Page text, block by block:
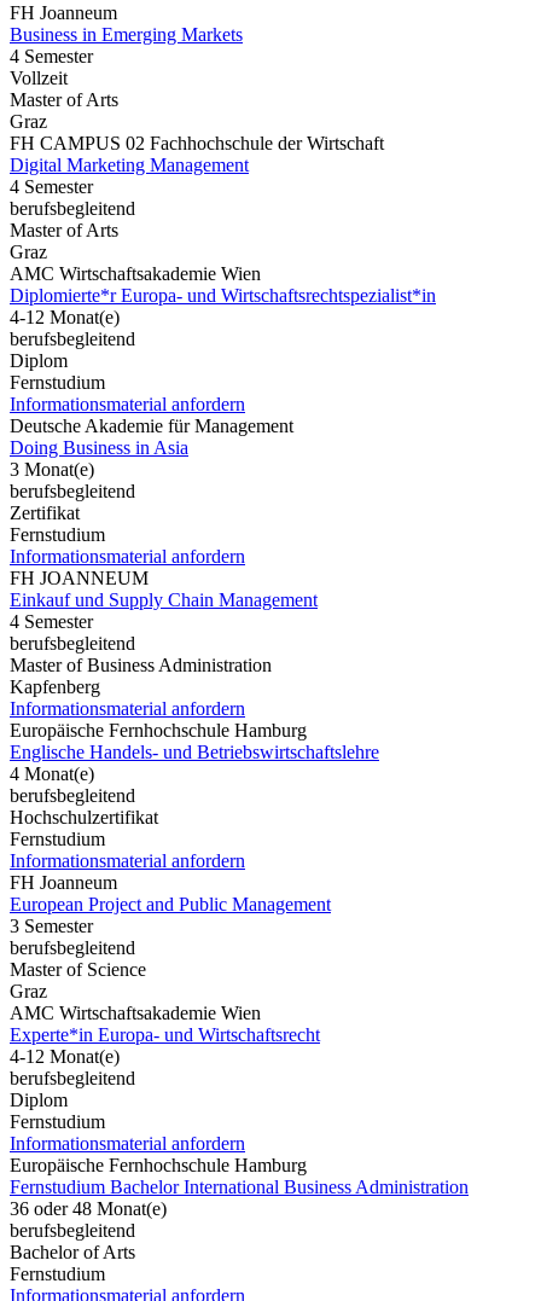
FH Joanneum
Business in Emerging Markets
4 Semester
Vollzeit
Master of Arts
Graz
FH CAMPUS 02 Fachhochschule der Wirtschaft
Digital Marketing Management
4 Semester
berufsbegleitend
Master of Arts
Graz
AMC Wirtschaftsakademie Wien
Diplomierte*r Europa- und Wirtschaftsrechtspezialist*in
4-12 Monat(e)
berufsbegleitend
Diplom
Fernstudium
Informationsmaterial anfordern
Deutsche Akademie für Management
Doing Business in Asia
3 Monat(e)
berufsbegleitend
Zertifikat
Fernstudium
Informationsmaterial anfordern
FH JOANNEUM
Einkauf und Supply Chain Management
4 Semester
berufsbegleitend
Master of Business Administration
Kapfenberg
Informationsmaterial anfordern
Europäische Fernhochschule Hamburg
Englische Handels- und Betriebswirtschaftslehre
4 Monat(e)
berufsbegleitend
Hochschulzertifikat
Fernstudium
Informationsmaterial anfordern
FH Joanneum
European Project and Public Management
3 Semester
berufsbegleitend
Master of Science
Graz
AMC Wirtschaftsakademie Wien
Experte*in Europa- und Wirtschaftsrecht
4-12 Monat(e)
berufsbegleitend
Diplom
Fernstudium
Informationsmaterial anfordern
Europäische Fernhochschule Hamburg
Fernstudium Bachelor International Business Administration
36 oder 48 Monat(e)
berufsbegleitend
Bachelor of Arts
Fernstudium
Informationsmaterial anfordern